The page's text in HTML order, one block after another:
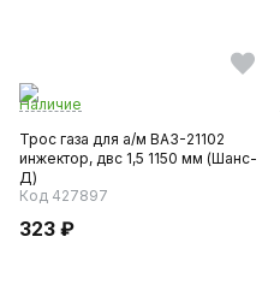
Наличие
Трос газа для а/м ВАЗ-21102
инжектор, двс 1,5 1150 мм (Шанс-
Д)
Код 427897
323 ₽